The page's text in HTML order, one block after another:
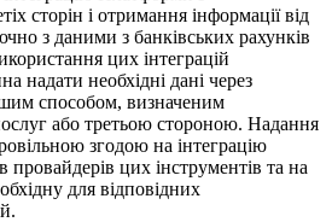
сторін і отримання інформації від
з даними з банківських рахунків
цих інтеграцій
надати необхідні дані через
способом, визначеним
або третьою стороною. Надання
згодою на інтеграцію
провайдерів цих інструментів та на
для відповідних